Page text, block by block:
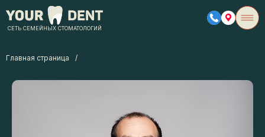
СЕТЬ СЕМЕЙНЫХ СТОМАТОЛОГИЙ
Главная страница /